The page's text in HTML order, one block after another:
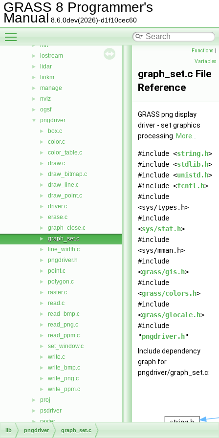
GRASS 8 Programmer's
Manual 8.6.0dev(2026)-d1f10cec60
► gmath
► gpde
► htmldriver
► init
► iostream
► lidar
► linkm
► manage
► nviz
► ogsf
▼ pngdriver
► box.c
► color.c
► color_table.c
► draw.c
► draw_bitmap.c
► draw_line.c
► draw_point.c
► driver.c
► erase.c
► graph_close.c
► graph_set.c
► line_width.c
► pngdriver.h
► point.c
► polygon.c
► raster.c
► read.c
► read_bmp.c
► read_png.c
► read_ppm.c
► set_window.c
► write.c
► write_bmp.c
► write_png.c
► write_ppm.c
► proj
► psdriver
► raster
► raster3d
Functions |
Variables
graph_set.c File
Reference
GRASS png display
driver - set graphics
processing. More...
#include <string.h>
#include <stdlib.h>
#include <unistd.h>
#include <fcntl.h>
#include
<sys/types.h>
#include
<sys/stat.h>
#include
<sys/mman.h>
#include
<grass/gis.h>
#include
<grass/colors.h>
#include
<grass/glocale.h>
#include
"pngdriver.h"
Include dependency
graph for
pngdriver/graph_set.c:
lib pngdriver graph_set.c